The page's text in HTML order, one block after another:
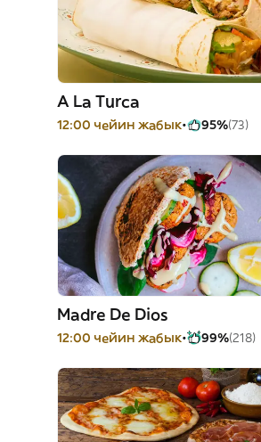
A La Turca
12:00 чейин жабык 95%(73)
Madre De Dios
12:00 чейин жабык 99%(218)